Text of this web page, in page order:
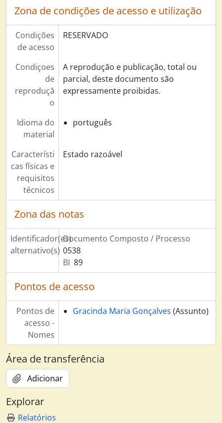
Zona de condições de acesso e utilização
Condições
de acesso
RESERVADO
Condiçoes
de
reproduçã
o
A reprodução e publicação, total ou
parcial, deste documento são
expressamente proibidas.
Idioma do
material
português
Característi
cas físicas e
requisitos
técnicos
Estado razoável
Zona das notas
Identificador(es)
alternativo(s)
Documento Composto / Processo
0538
BI 89
Pontos de acesso
Pontos de
acesso -
Nomes
Gracinda Maria Gonçalves (Assunto)
Área de transferência
Adicionar
Explorar
Relatórios